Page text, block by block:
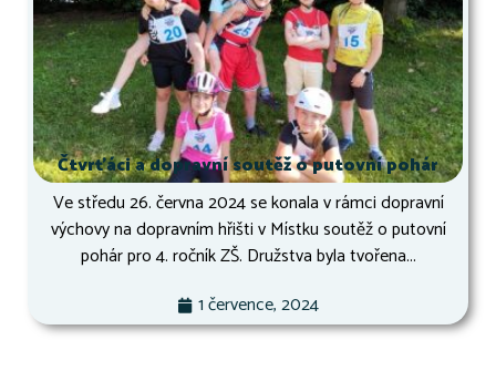
Čtvrťáci a dopravní soutěž o putovní pohár
Ve středu 26. června 2024 se konala v rámci dopravní
výchovy na dopravním hřišti v Místku soutěž o putovní
pohár pro 4. ročník ZŠ. Družstva byla tvořena...
1 července, 2024